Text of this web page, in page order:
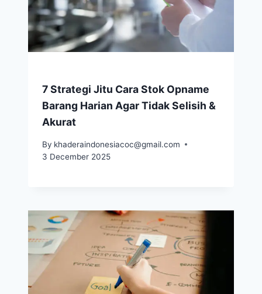
7 Strategi Jitu Cara Stok Opname
Barang Harian Agar Tidak Selisih &
Akurat
By khaderaindonesiacoc@gmail.com
3 December 2025